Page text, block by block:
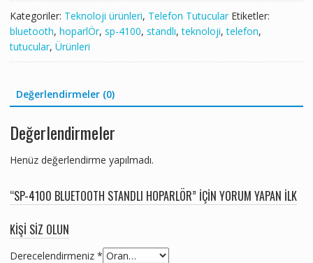
Kategoriler: Teknoloji ürünleri, Telefon Tutucular Etiketler:
bluetooth, hoparlÖr, sp-4100, standlı,teknoloji,telefon,
tutucular, Ürünleri
Değerlendirmeler (0)
Değerlendirmeler
Henüz değerlendirme yapılmadı.
“SP-4100 BLUETOOTH STANDLI HOPARLÖR” IÇIN YORUM YAPAN ILK
KIŞI SIZ OLUN
Derecelendirmeniz *